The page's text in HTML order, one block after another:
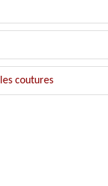
coutures